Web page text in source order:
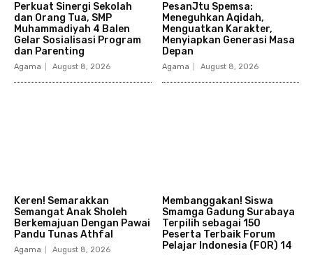
Perkuat Sinergi Sekolah
dan Orang Tua, SMP
Muhammadiyah 4 Balen
Gelar Sosialisasi Program
dan Parenting
Agama August 8, 2026
PesanJtu Spemsa:
Meneguhkan Aqidah,
Menguatkan Karakter,
Menyiapkan Generasi Masa
Depan
Agama August 8, 2026
Keren! Semarakkan
Semangat Anak Sholeh
Berkemajuan Dengan Pawai
Pandu Tunas Athfal
Agama August 8, 2026
Membanggakan! Siswa
Smamga Gadung Surabaya
Terpilih sebagai 150
Peserta Terbaik Forum
Pelajar Indonesia (FOR) 14